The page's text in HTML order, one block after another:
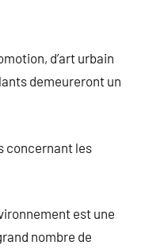
d’art urbain
demeureront un
concernant les
est une
nombre de